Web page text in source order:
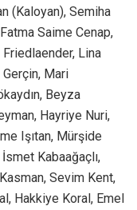
(Kaloyan), Semiha
Saime Cenap,
Friedlaender, Lina
Mari
Beyza
Hayriye Nuri,
Işıtan, Mürşide
Kabaağaçlı,
Sevim Kent,
Hakkiye Koral, Emel